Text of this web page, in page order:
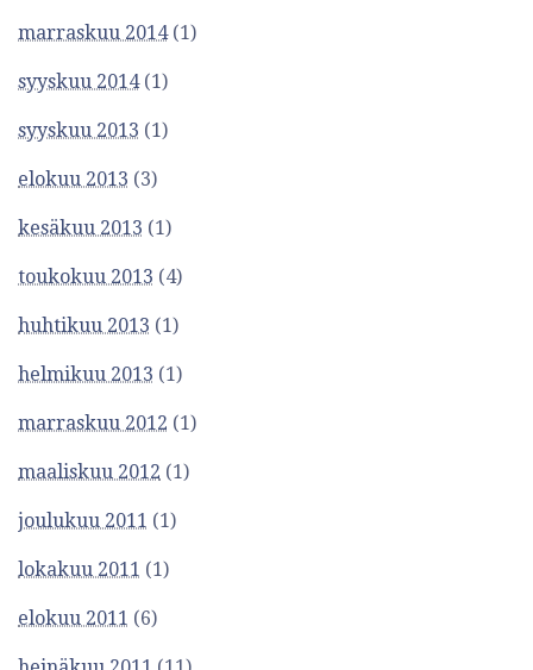
marraskuu 2014(1)
syyskuu 2014(1)
syyskuu 2013 (1)
elokuu 2013 (3)
kesäkuu 2013 (1)
toukokuu 2013 (4)
huhtikuu 2013 (1)
helmikuu 2013 (1)
marraskuu 2012 (1)
maaliskuu 2012 (1)
joulukuu 2011 (1)
lokakuu 2011 (1)
elokuu 2011 (6)